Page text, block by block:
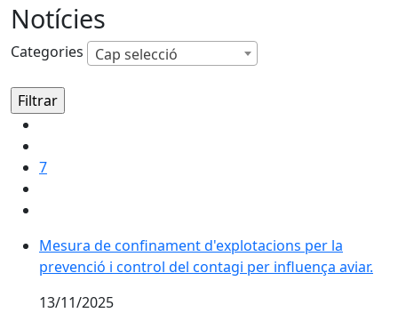
Notícies
Categories Cap selecció
7
Mesura de confinament d'explotacions per la
Mesura de confinament d'explotacions per la
prevenció i control del contagi per influença aviar.
13/11/2025